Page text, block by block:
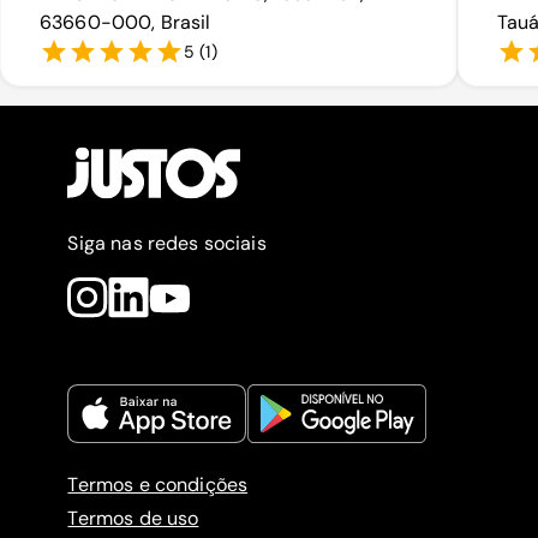
63660-000, Brasil
5 (1)
Siga nas redes sociais
Termos e condições
Termos de uso